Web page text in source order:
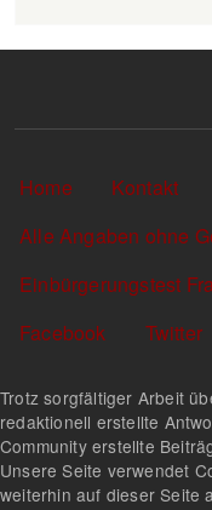
Sekundärlinks
Home
Kontakt
Alle Angaben ohne
Einbürgerungstest
Facebook
Twitter
Trotz sorgfältiger Arbeit
redaktionell erstellte
Community erstellte
Unsere Seite verwendet
weiterhin auf dieser Seite